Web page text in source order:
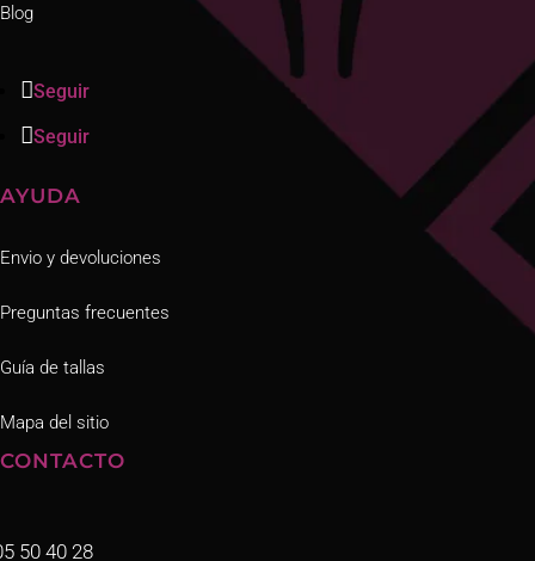
Blog
Seguir
Seguir
AYUDA
Envio y devoluciones
Preguntas frecuentes
Guía de tallas
Mapa del sitio
CONTACTO
50 40 28